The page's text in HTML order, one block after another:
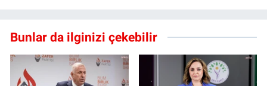
Bunlar da ilginizi çekebilir